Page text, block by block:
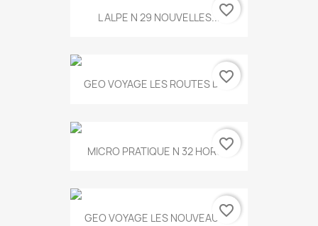
L ALPE N 29 NOUVELLES...favorite_border
GEO VOYAGE LES ROUTES DE...
favorite_border
MICRO PRATIQUE N 32 HORS...
favorite_border
GEO VOYAGE LES NOUVEAUX...
favorite_border